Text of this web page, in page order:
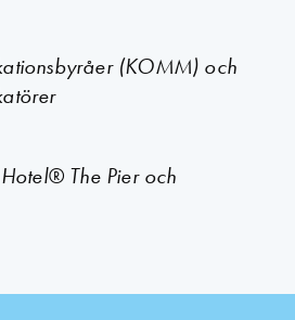
(KOMM) och
The Pier och